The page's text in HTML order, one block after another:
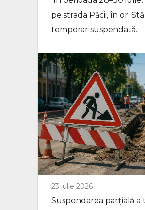
pe strada Păcii, în or.
temporar suspendată.
23 iulie 2026
Suspendarea parțială